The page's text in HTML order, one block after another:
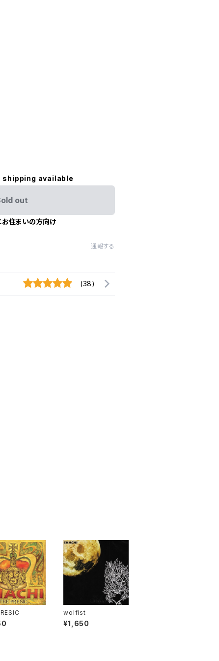
available
out
お住まいの方向け
通報する
(38)
wolfist
¥1,650